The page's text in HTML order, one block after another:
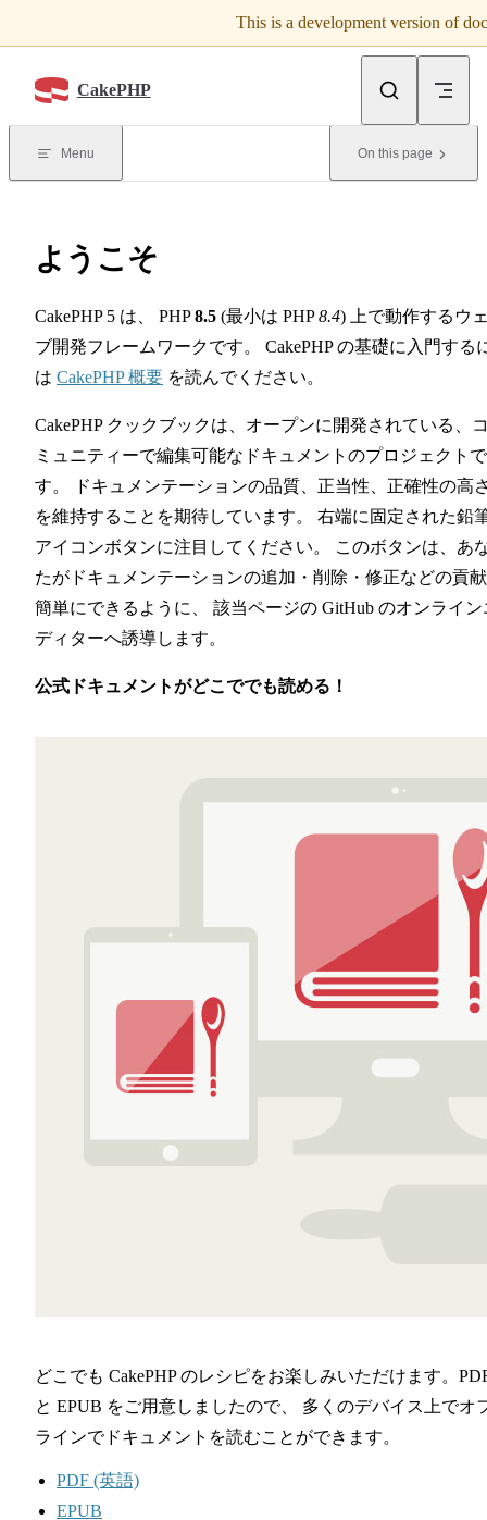
This is a development version of
CakePHP
Menu On this page
ようこそ
CakePHP 5 は、 PHP8.5 (最小は PHP8.4) 上で動作するウ
ブ開発フレームワークです。 CakePHP の基礎に入門する
は CakePHP 概要 を読んでください。
CakePHP クックブックは、オープンに開発されている、
ミュニティーで編集可能なドキュメントのプロジェクトで
す。 ドキュメンテーションの品質、正当性、正確性の高
を維持することを期待しています。 右端に固定された鉛
アイコンボタンに注目してください。 このボタンは、あ
たがドキュメンテーションの追加・削除・修正などの貢
簡単にできるように、 該当ページの GitHub のオンライン
ディターへ誘導します。
公式ドキュメントがどこででも読める！
どこでも CakePHP のレシピをお楽しみいただけます。
と EPUB をご用意しましたので、 多くのデバイス上でオ
ラインでドキュメントを読むことができます。
PDF (英語)
EPUB